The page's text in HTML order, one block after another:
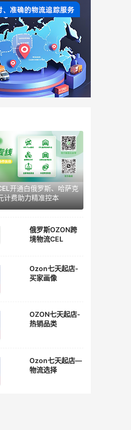
开通白俄罗斯、哈萨克
计费助力精准控本
俄罗斯OZON跨
境物流CEL
Ozon七天起店-
买家画像
OZON七天起店-
热销品类
Ozon七天起店—
物流选择